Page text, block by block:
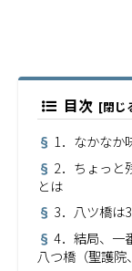
目次
1．なかなか
2．ちょっと
とは
3．八ツ橋は
4．結局、一
八つ橋（聖護